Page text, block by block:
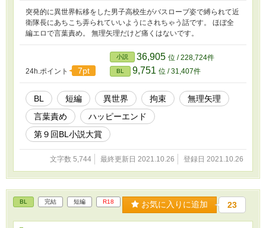
突発的に異世界転移をした男子高校生がバスローブ姿で縛られて近
衛隊長にあちこち弄られていいようにされちゃう話です。 ほぼ全
編エロで言葉責め。 無理矢理だけど痛くはないです。
24h.ポイント 7pt
小説 36,905 位 / 228,724件
BL 9,751 位 / 31,407件
BL 短編 異世界 拘束
無理矢理
言葉責め
ハッピーエンド
第９回BL小説大賞
文字数 5,744 最終更新日 2021.10.26 登録日 2021.10.26
BL 完結 短編 R18 お気に入りに追加 23